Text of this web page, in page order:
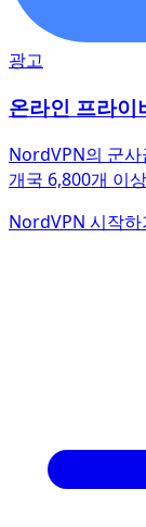
광고
온라인 프라이
NordVPN의 군사
개국 6,800개 이
NordVPN 시작하